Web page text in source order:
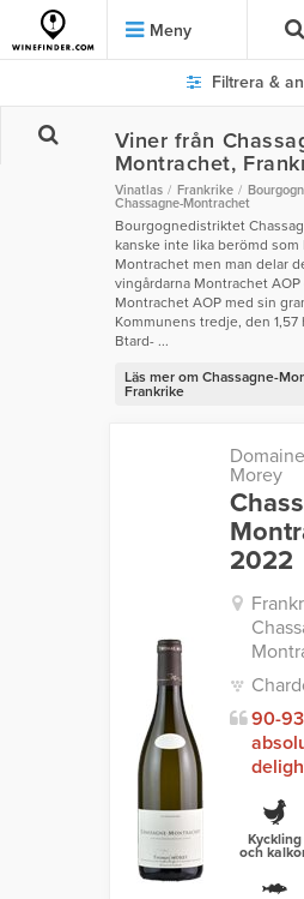
Meny
Filtrera &
Viner från
Montrachet,
Vinatlas Frankrike
Chassagne-Montrachet
Bourgognedistriktet
kanske inte lika berömd som
Montrachet men man delar
vingårdarna Montrachet
Montrachet AOP med sin
Kommunens tredje, den
Btard- ...
Läs mer om Chassagne-
Frankrike
Morey
2022
90-
Kyckling
och